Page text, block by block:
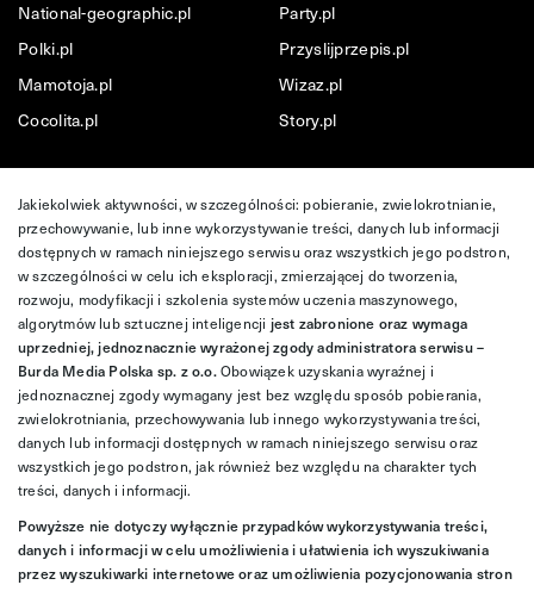
National-geographic.pl
Party.pl
Polki.pl
Przyslijprzepis.pl
Mamotoja.pl
Wizaz.pl
Cocolita.pl
Story.pl
Jakiekolwiek aktywności, w szczególności: pobieranie, zwielokrotnianie,
przechowywanie, lub inne wykorzystywanie treści, danych lub informacji
dostępnych w ramach niniejszego serwisu oraz wszystkich jego podstron,
w szczególności w celu ich eksploracji, zmierzającej do tworzenia,
rozwoju, modyfikacji i szkolenia systemów uczenia maszynowego,
algorytmów lub sztucznej inteligencji jest zabronione oraz wymaga
uprzedniej, jednoznacznie wyrażonej zgody administratora serwisu –
Burda Media Polska sp. z o.o.Obowiązek uzyskania wyraźnej i
jednoznacznej zgody wymagany jest bez względu sposób pobierania,
zwielokrotniania, przechowywania lub innego wykorzystywania treści,
danych lub informacji dostępnych w ramach niniejszego serwisu oraz
wszystkich jego podstron, jak również bez względu na charakter tych
treści, danych i informacji.
Powyższe nie dotyczy wyłącznie przypadków wykorzystywania treści,
danych i informacji w celu umożliwienia i ułatwienia ich wyszukiwania
przez wyszukiwarki internetowe oraz umożliwienia pozycjonowania stron